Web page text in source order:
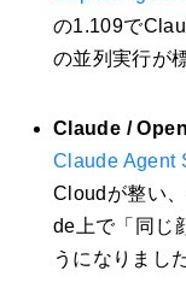
の1.109で
の並列実行が
Claude /
Claude Agent
Cloudが整い
de上で「同じ
うになりまし